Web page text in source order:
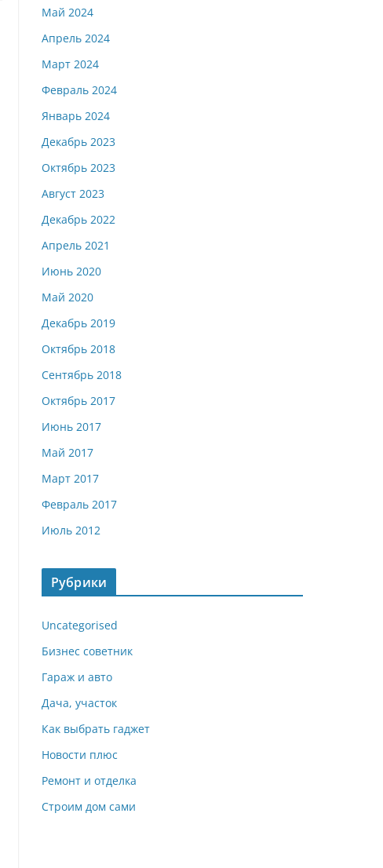
Май 2024
Апрель 2024
Март 2024
Февраль 2024
Январь 2024
Декабрь 2023
Октябрь 2023
Август 2023
Декабрь 2022
Апрель 2021
Июнь 2020
Май 2020
Декабрь 2019
Октябрь 2018
Сентябрь 2018
Октябрь 2017
Июнь 2017
Май 2017
Март 2017
Февраль 2017
Июль 2012
Рубрики
Uncategorised
Бизнес советник
Гараж и авто
Дача, участок
Как выбрать гаджет
Новости плюс
Ремонт и отделка
Строим дом сами